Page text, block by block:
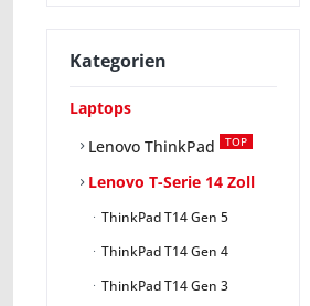
Kategorien
Laptops
Lenovo ThinkPad
TOP
Lenovo T-Serie 14 Zoll
ThinkPad T14 Gen 5
ThinkPad T14 Gen 4
ThinkPad T14 Gen 3